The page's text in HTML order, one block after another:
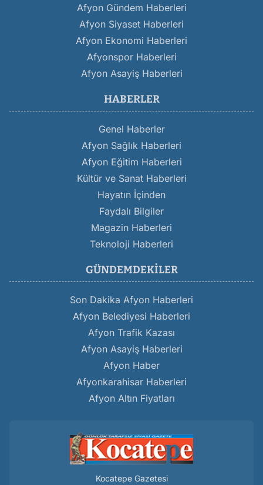
Afyon Gündem Haberleri
Afyon Siyaset Haberleri
Afyon Ekonomi Haberleri
Afyonspor Haberleri
Afyon Asayiş Haberleri
HABERLER
Genel Haberler
Afyon Sağlık Haberleri
Afyon Eğitim Haberleri
Kültür ve Sanat Haberleri
Hayatın İçinden
Faydalı Bilgiler
Magazin Haberleri
Teknoloji Haberleri
GÜNDEMDEKILER
Son Dakika Afyon Haberleri
Afyon Belediyesi Haberleri
Afyon Trafik Kazası
Afyon Asayiş Haberleri
Afyon Haber
Afyonkarahisar Haberleri
Afyon Altın Fiyatları
Kocatepe Gazetesi